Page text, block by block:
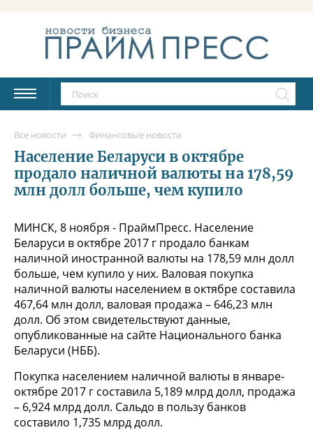
Все новости Финансовые новости
Население Беларуси в октябре
продало наличной валюты на 178,59
млн долл больше, чем купило
МИНСК, 8 ноября - ПраймПресс. Население
Беларуси в октябре 2017 г продало банкам
наличной иностранной валюты на 178,59 млн долл
больше, чем купило у них. Валовая покупка
наличной валюты населением в октябре составила
467,64 млн долл, валовая продажа – 646,23 млн
долл. Об этом свидетельствуют данные,
опубликованные на сайте Национального банка
Беларуси (НББ).
Покупка населением наличной валюты в январе-
октябре 2017 г составила 5,189 млрд долл, продажа
– 6,924 млрд долл. Сальдо в пользу банков
составило 1,735 млрд долл.